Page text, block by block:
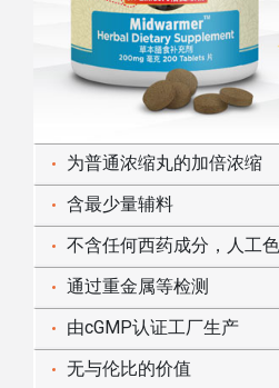
为普通浓缩丸的加倍浓缩
含最少量辅料
不含任何西药成分，人工
通过重金属等检测
由cGMP认证工厂生产
无与伦比的价值